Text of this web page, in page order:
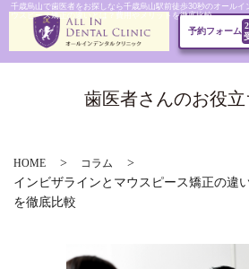
千歳烏山で歯医者をお探しなら千歳烏山駅前徒歩30秒のオール
ウスピース矯正の違いとは？費用やメリットを徹底比較
予約フォーム
歯医者さんのお役立
HOME コラム
インビザラインとマウスピース矯正の違
を徹底比較